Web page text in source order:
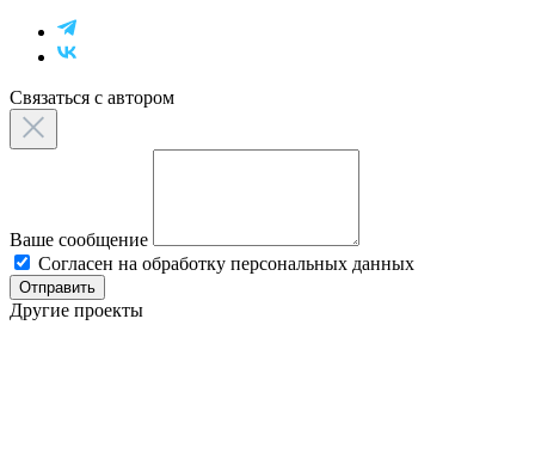
Связаться с автором
Ваше сообщение
Согласен на обработку персональных данных
Отправить
Другие проекты